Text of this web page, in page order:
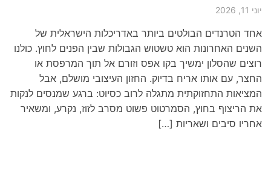
יוני 11, 2026
אחד הטרנדים הבולטים ביותר באדריכלות הישראלית של
השנים האחרונות הוא טשטוש הגבולות שבין הפנים לחוץ. כולנו
רוצים שהסלון ימשיך בקו אפס וזורם אל תוך המרפסת או
החצר, עם אותו אריח בדיוק. החזון העיצובי מושלם, אבל
המציאות התחזוקתית מתגלה לרוב כסיוט: ברגע שמנסים לנקות
את הריצוף בחוץ, הסמרטוט פשוט מסרב לזוז, נקרע, ומשאיר
אחריו סיבים ושאריות […]